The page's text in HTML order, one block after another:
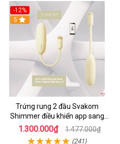
-12%
5
Trứng rung 2 đầu Svakom
Shimmer điều khiển app sang
trọng chất lượng
1.300.000₫ 1.477.000₫
(241)